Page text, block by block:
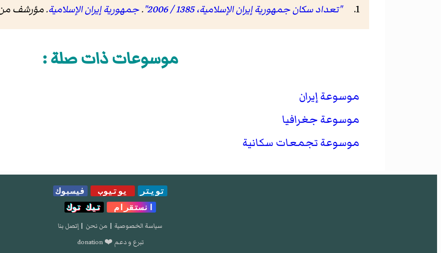
"تعداد سكان جمهورية إيران الإسلامية، 1385 / 2006" .جمهورية إيران الإسلامية. مؤرشف
موسوعات ذات صلة :
موسوعة إيران
موسوعة جغرافيا
موسوعة تجمعات سكانية
تويتر يوتيوب
فيسبوك
انستقرام
تيك توك
سياسة الخصوصية | من نحن | إتصل بنا
تبرع و دعم ❤️ donation